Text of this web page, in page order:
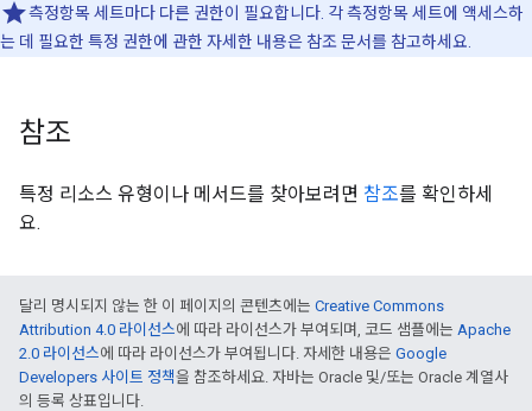
측정항목 세트마다 다른 권한이 필요합니다. 각 측정항목 세트에 액세스하
는 데 필요한 특정 권한에 관한 자세한 내용은 참조 문서를 참고하세요.
참조
특정 리소스 유형이나 메서드를 찾아보려면 참조를 확인하세
요.
달리 명시되지 않는 한 이 페이지의 콘텐츠에는 Creative Commons
Attribution 4.0 라이선스에 따라 라이선스가 부여되며, 코드 샘플에는 Apache
2.0 라이선스에 따라 라이선스가 부여됩니다. 자세한 내용은 Google
Developers 사이트 정책을 참조하세요. 자바는 Oracle 및/또는 Oracle 계열사
의 등록 상표입니다.